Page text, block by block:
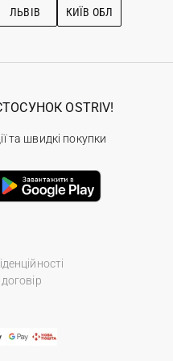
ЛЬВІВ КИЇВ ОБЛ
OSTRIV!
та швидкі покупки